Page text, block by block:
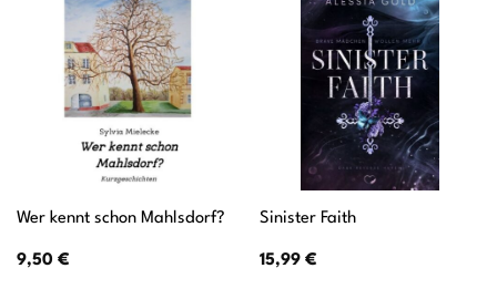
Wer kennt schon Mahlsdorf?
9,50 €
Sinister Faith
15,99 €